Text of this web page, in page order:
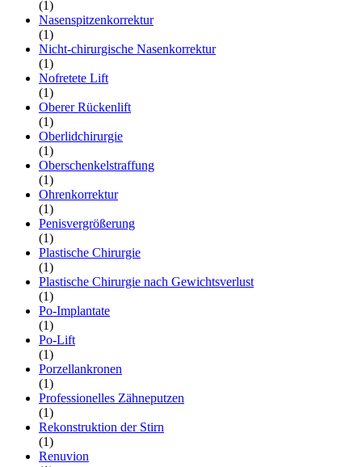
(1)
Nasenspitzenkorrektur
(1)
Nicht-chirurgische Nasenkorrektur
(1)
Nofretete Lift
(1)
Oberer Rückenlift
(1)
Oberlidchirurgie
(1)
Oberschenkelstraffung
(1)
Ohrenkorrektur
(1)
Penisvergrößerung
(1)
Plastische Chirurgie
(1)
Plastische Chirurgie nach Gewichtsverlust
(1)
Po-Implantate
(1)
Po-Lift
(1)
Porzellankronen
(1)
Professionelles Zähneputzen
(1)
Rekonstruktion der Stirn
(1)
Renuvion